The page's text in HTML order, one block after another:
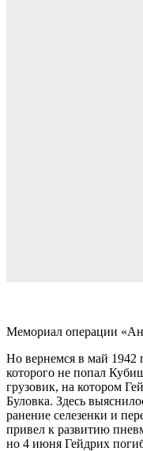
Мемориал операции
Но вернемся в май 1942
которого не попал
грузовик, на котором
Буловка. Здесь
ранение селезенки и
привел к развитию
но 4 июня Гейдрих